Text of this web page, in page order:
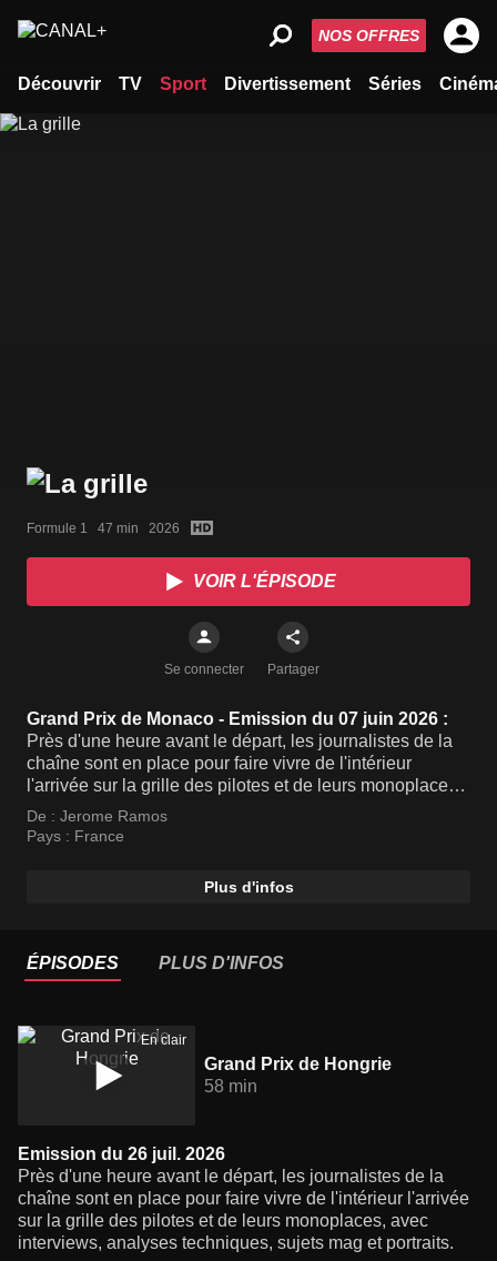
Découvrir TV Sport Divertissement Séries
NOS OFFRES
Formule 1   47 min   2026
VOIR L'ÉPISODE
Se connecter Partager
Grand Prix de Monaco - Emission du 07 juin 2026 :
Près d'une heure avant le départ, les journalistes de la
chaîne sont en place pour faire vivre de l'intérieur
l'arrivée sur la grille des pilotes et de leurs monoplaces,
avec interviews, analyses techniques, sujets mag et
portraits.
De : Jerome Ramos
Pays : France
Plus d'infos
ÉPISODES PLUS D'INFOS
En clair
Grand Prix de Hongrie
58 min
Emission du 26 juil. 2026
Près d'une heure avant le départ, les journalistes de la
chaîne sont en place pour faire vivre de l'intérieur l'arrivée
sur la grille des pilotes et de leurs monoplaces, avec
interviews, analyses techniques, sujets mag et portraits.